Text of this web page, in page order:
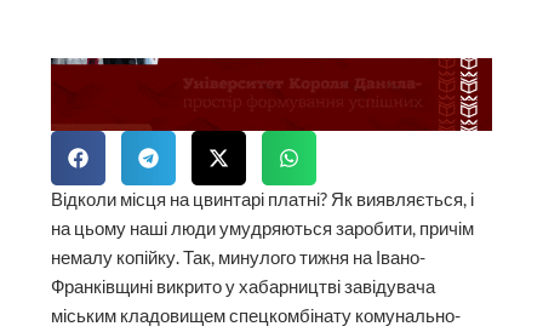
Відколи місця на цвинтарі платні? Як виявляється, і
на цьому наші люди умудряються заробити, причім
немалу копійку. Так, минулого тижня на Івано-
Франківщині викрито у хабарництві завідувача
міським кладовищем спецкомбінату комунально-